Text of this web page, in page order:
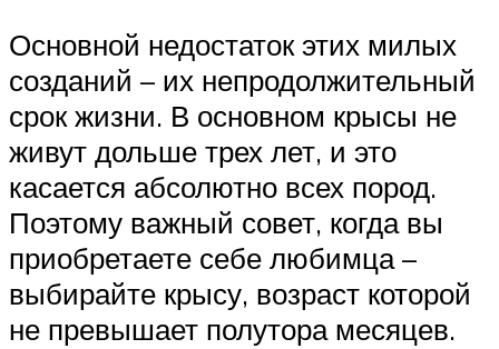
Основной недостаток этих милых
созданий – их непродолжительный
срок жизни. В основном крысы не
живут дольше трех лет, и это
касается абсолютно всех пород.
Поэтому важный совет, когда вы
приобретаете себе любимца –
выбирайте крысу, возраст которой
не превышает полутора месяцев.